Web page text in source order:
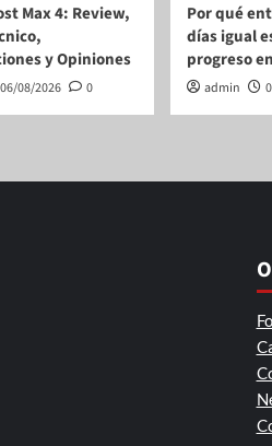
Max 4: Review,
y Opiniones
06/08/2026 0
Por qué
días igual
progreso
admin